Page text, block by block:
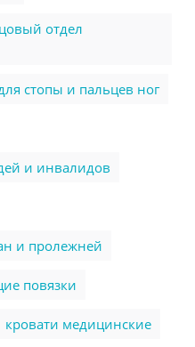
отдел
стопы и пальцев ног
и инвалидов
и пролежней
повязки
кровати медицинские